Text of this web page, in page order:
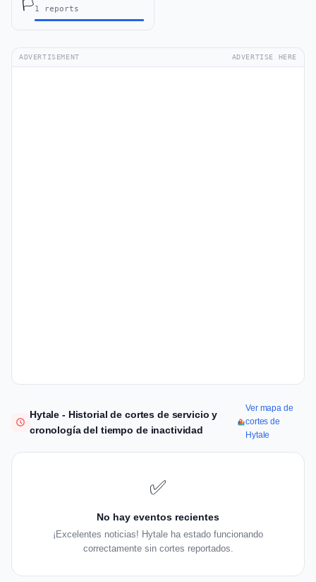
🏳️1 reports
ADVERTISEMENT ADVERTISE HERE
Hytale - Historial de cortes de servicio y
cronología del tiempo de inactividad
Ver mapa de
cortes de
Hytale
✅
No hay eventos recientes
¡Excelentes noticias! Hytale ha estado funcionando
correctamente sin cortes reportados.